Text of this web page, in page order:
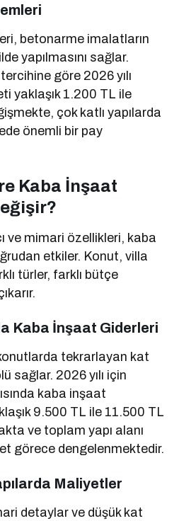
betonarme imalatların
yapılmasını sağlar.
göre 2026 yılı
yaklaşık 1.200 TL ile
çok katlı yapılarda
önemli bir pay
Kaba İnşaat
ve mimari özellikleri, kaba
etkiler. Konut, villa
türler, farklı bütçe
Kaba İnşaat Giderleri
tekrarlayan kat
sağlar. 2026 yılı için
kaba inşaat
9.500 TL ile 11.500 TL
ve toplam yapı alanı
görece dengelenmektedir.
Maliyetler
detaylar ve düşük kat